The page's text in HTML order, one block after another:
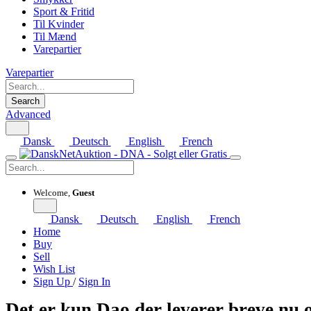
Sport & Fritid
Til Kvinder
Til Mænd
Varepartier
Varepartier
Search
Advanced
Dansk Deutsch English French
Welcome, Guest
Dansk Deutsch English
French
Home
Buy
Sell
Wish List
Sign Up / Sign In